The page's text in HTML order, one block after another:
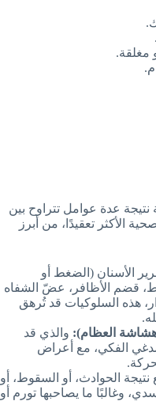
مغلقة.
عدة عوامل تتراوح بين
الأكثر تعقيدًا، من أبرز
الأسنان (الضغط أو
قضم الأظافر، عضّ الشفاه
هذه السلوكيات قد تُرهق
هشاشة العظام): والذي قد
الفكي، مع أعراض
نتيجة الحوادث، أو السقوط، أو
وغالبًا ما يصاحبها تورم أو